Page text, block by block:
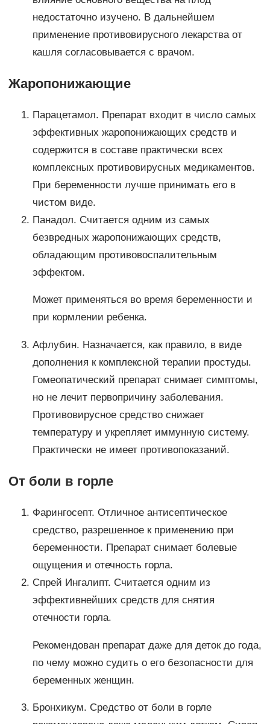
недостаточно изучено. В дальнейшем
применение противовирусного лекарства от
кашля согласовывается с врачом.
Жаропонижающие
Парацетамол. Препарат входит в число самых
эффективных жаропонижающих средств и
содержится в составе практически всех
комплексных противовирусных медикаментов.
При беременности лучше принимать его в
чистом виде.
Панадол. Считается одним из самых
безвредных жаропонижающих средств,
обладающим противовоспалительным
эффектом.
Может применяться во время беременности и
при кормлении ребенка.
Афлубин. Назначается, как правило, в виде
дополнения к комплексной терапии простуды.
Гомеопатический препарат снимает симптомы,
но не лечит первопричину заболевания.
Противовирусное средство снижает
температуру и укрепляет иммунную систему.
Практически не имеет противопоказаний.
От боли в горле
Фарингосепт. Отличное антисептическое
средство, разрешенное к применению при
беременности. Препарат снимает болевые
ощущения и отечность горла.
Спрей Ингалипт. Считается одним из
эффективнейших средств для снятия
отечности горла.
Рекомендован препарат даже для деток до года,
по чему можно судить о его безопасности для
беременных женщин.
Бронхикум. Средство от боли в горле